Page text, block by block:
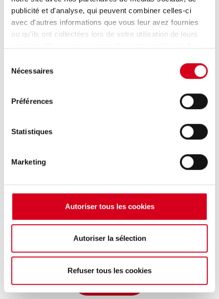
publicité et d'analyse, qui peuvent combiner celles-ci
avec d'autres informations que vous leur avez fournies
ou qu'ils ont collectées lors de votre utilisation de leurs
Nécessaires
Préférences
Statistiques
Marketing
Autoriser tous les cookies
Autoriser la sélection
Refuser tous les cookies
63960 Veyre-Monton
Tél. +33 (0)4 73 28 52 70
J'accepte de recevoir la newsletter MS.